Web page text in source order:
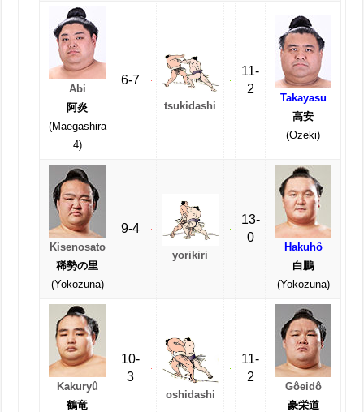
Abi
阿炎
(Maegashira
4)
6-7
tsukidashi
11-
2
Takayasu
高安
(Ozeki)
Kisenosato
稀勢の里
(Yokozuna)
9-4
yorikiri
13-
0
Hakuhô
白鵬
(Yokozuna)
Kakuryû
鶴竜
10-
3
oshidashi
11-
2
Gôeidô
豪栄道